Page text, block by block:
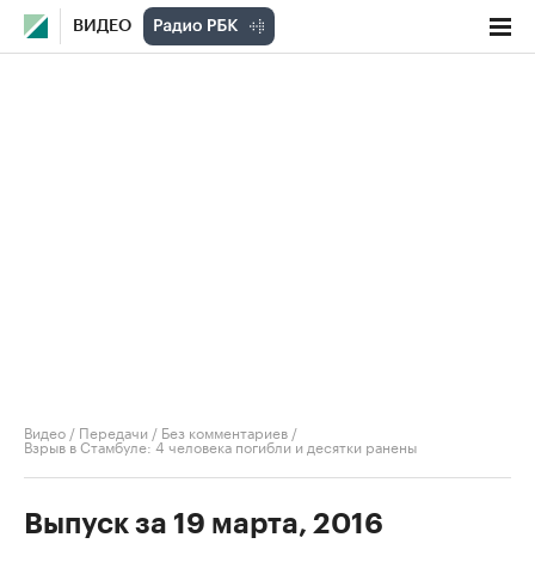
ВИДЕО
Видео / Передачи / Без комментариев /
Взрыв в Стамбуле: 4 человека погибли и десятки ранены
Выпуск за 19 марта, 2016